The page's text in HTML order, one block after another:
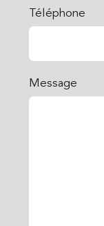
Téléphone
Message